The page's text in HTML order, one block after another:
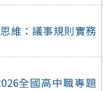
維：議事規則實務
全國高中職專題